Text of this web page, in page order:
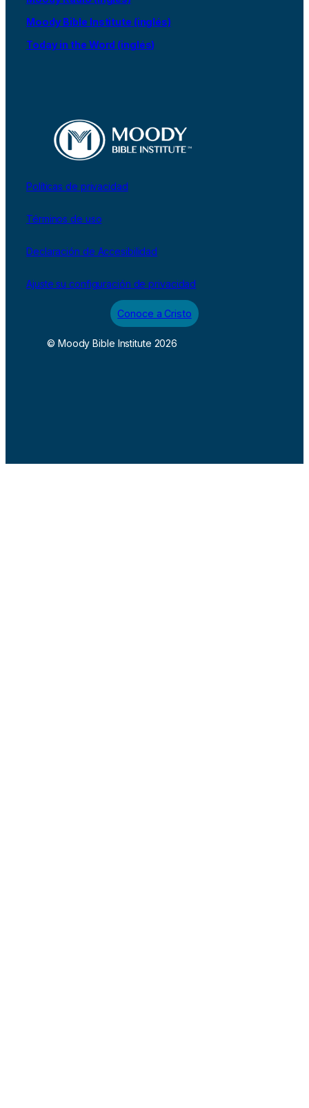
Moody Bible Institute (inglés)
Today in the Word (inglés)
Políticas de privacidad
Términos de uso
Declaración de Accesibilidad
Ajuste su configuración de privacidad
Conoce a Cristo
© Moody Bible Institute 2026